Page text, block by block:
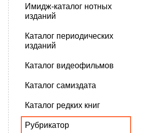
Имидж-каталог нотных
изданий
Каталог периодических
изданий
Каталог видеофильмов
Каталог самиздата
Каталог редких книг
Рубрикатор